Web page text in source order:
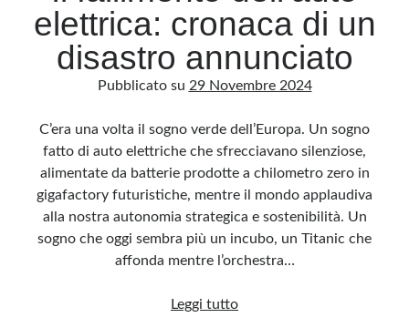
elettrica: cronaca di un
disastro annunciato
Pubblicato su 29 Novembre 2024
C’era una volta il sogno verde dell’Europa. Un sogno
fatto di auto elettriche che sfrecciavano silenziose,
alimentate da batterie prodotte a chilometro zero in
gigafactory futuristiche, mentre il mondo applaudiva
alla nostra autonomia strategica e sostenibilità. Un
sogno che oggi sembra più un incubo, un Titanic che
affonda mentre l’orchestra…
Leggi tuttoIl